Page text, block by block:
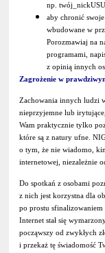
np.
aby chronić
wbudowane w
Porozmawiaj na
programami,
z opinią innych
Zagrożenie w
Zachowania innych ludzi
nieprzyjemne lub
Wam praktycznie tylko
które są z natury ufne.
o tym, że nie wiadomo,
internetowej, niezależnie
Do spotkań z osobami
z nich jest korzystna dla
po prostu
Internet stał się
począwszy od zwykłych
i przekaż tę świadomość